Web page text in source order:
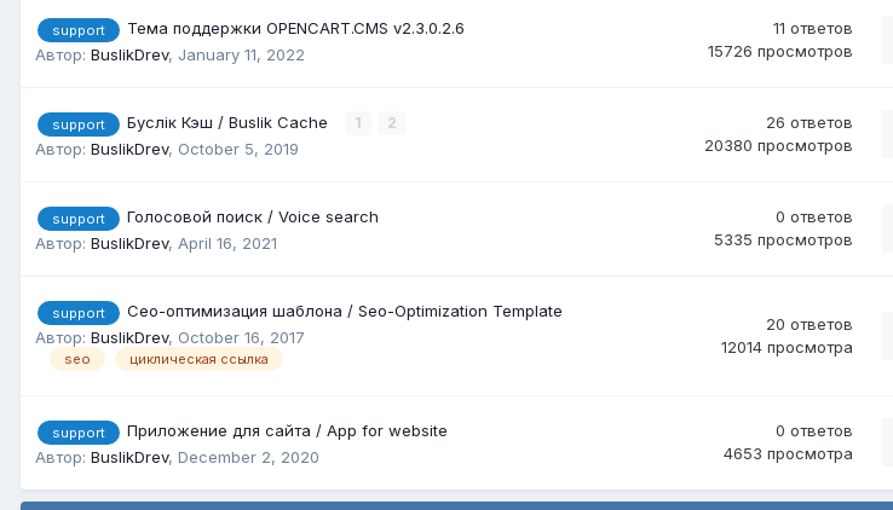
support
Тема поддержки OPENCART.CMS v2.3.0.2.6
Автор: BuslikDrev, January 11, 2022
11 ответов
15726 просмотров
support Буслік Кэш / Buslik Cache 1 2
Автор: BuslikDrev, October 5, 2019
26 ответов
20380 просмотров
support
Голосовой поиск / Voice search
Автор: BuslikDrev, April 16, 2021
0 ответов
5335 просмотров
support
Сео-оптимизация шаблона / Seo-Optimization Template
Автор: BuslikDrev, October 16, 2017
seo циклическая ссылка
20 ответов
12014 просмотра
support
Приложение для сайта / App for website
Автор: BuslikDrev, December 2, 2020
0 ответов
4653 просмотра